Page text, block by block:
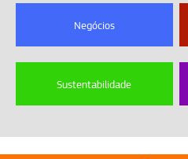
Negócios
Sustentabilidade